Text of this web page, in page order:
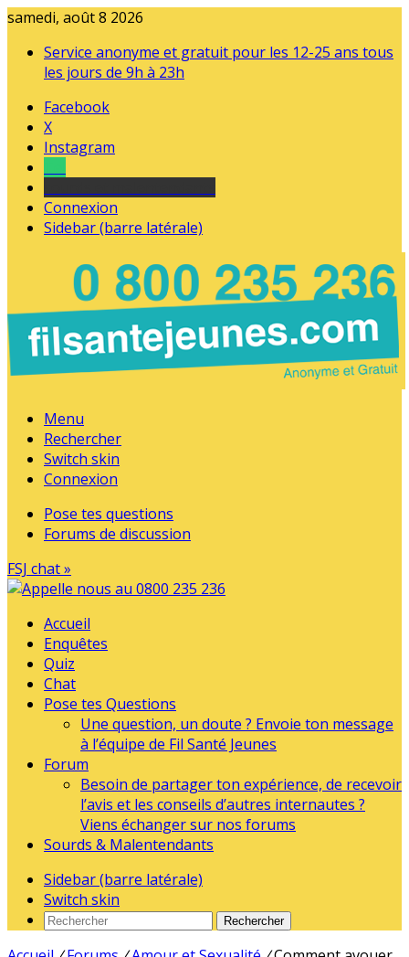
samedi, août 8 2026
Service anonyme et gratuit pour les 12-25 ans tous
les jours de 9h à 23h
Facebook
X
Instagram
Connexion
Sidebar (barre latérale)
Menu
Rechercher
Switch skin
Connexion
Pose tes questions
Forums de discussion
FSJ chat »
Accueil
Enquêtes
Quiz
Chat
Pose tes Questions
Une question, un doute ? Envoie ton message
à l’équipe de Fil Santé Jeunes
Forum
Besoin de partager ton expérience, de recevoir
l’avis et les conseils d’autres internautes ?
Viens échanger sur nos forums
Sourds & Malentendants
Sidebar (barre latérale)
Switch skin
Rechercher